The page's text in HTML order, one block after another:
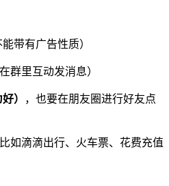
带有广告性质）
群里互动发消息）
）
，也要在朋友圈进行好友点
如滴滴出行、火车票、花费充值